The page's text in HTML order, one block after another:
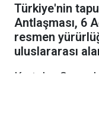
Türkiye'nin
Antlaşması, 6
resmen
uluslararası
Kurtuluş